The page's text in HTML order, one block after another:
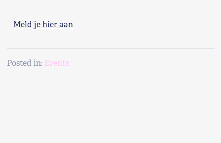
Meld je hier aan
Posted in: Events